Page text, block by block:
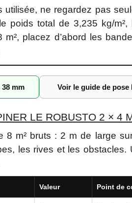
utilisée, ne regardez pas
poids total de 3,235 kg/
m², placez d’abord les
mm Voir le guide de pose
LE ROBUSTO 2 × 4
8 m² bruts : 2 m de large
les rives et les
Valeur Point de